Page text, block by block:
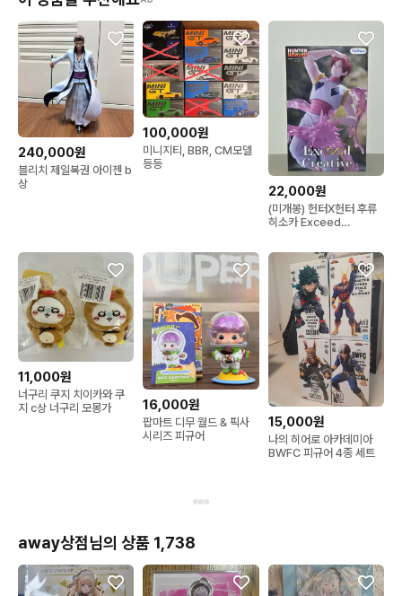
240,000원
블리치 제일복권 아이젠 b
상
100,000원
미니지티, BBR, CM모델
등등
22,000원
(미개봉) 헌터X헌터 후류
히소카 Exceed
11,000원
너구리 쿠지 치이카와 쿠
지 c상 너구리 모몽가
16,000원
팝마트 디무 월드 & 픽사
시리즈 피규어
15,000원
나의 히어로 아카데미아
BWFC 피규어 4종 세트
away상점님의 상품 1,738